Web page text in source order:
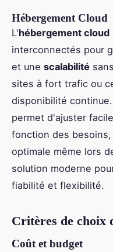
Hébergement Cloud
L'hébergement cloud
interconnectés pour
et une scalabilité
sites à fort trafic ou
disponibilité
permet d'ajuster
fonction des
optimale même lors
solution moderne
fiabilité et flexibilité.
Critères de choix
Coût et budget